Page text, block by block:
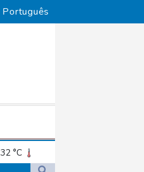
Português
32 °C